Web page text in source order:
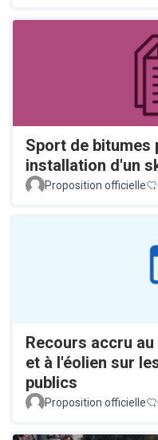
Sport de bitumes
installation d'un
Proposition officielle
Recours accru
et à l'éolien sur
publics
Proposition officielle